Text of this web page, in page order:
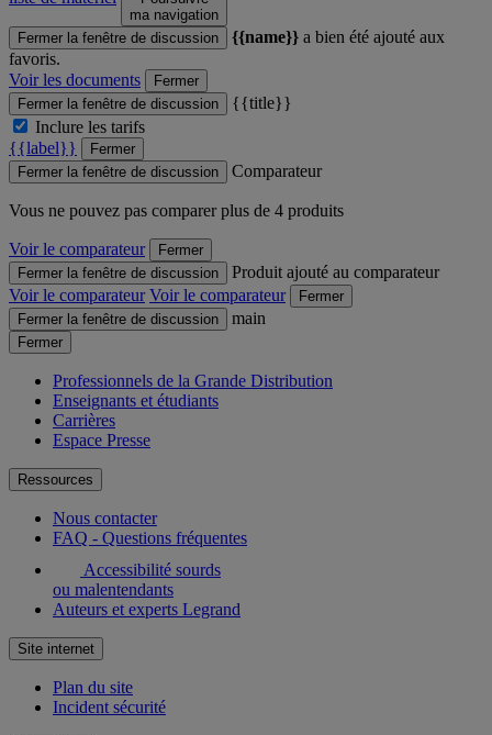
ma navigation
Fermer la fenêtre de discussion
{{name}} a bien été ajouté aux
favoris.
Voir les documents
Fermer
Fermer la fenêtre de discussion
{{title}}
Inclure les tarifs
{{label}}
Fermer
Fermer la fenêtre de discussion
Comparateur
Vous ne pouvez pas comparer plus de 4 produits
Voir le comparateur
Fermer
Fermer la fenêtre de discussion
Produit ajouté au comparateur
Voir le comparateur Voir le comparateur
Fermer
Fermer la fenêtre de discussion
main
Fermer
Professionnels de la Grande Distribution
Enseignants et étudiants
Carrières
Espace Presse
Ressources
Nous contacter
FAQ - Questions fréquentes
Accessibilité sourds
ou malentendants
Auteurs et experts Legrand
Site internet
Plan du site
Incident sécurité